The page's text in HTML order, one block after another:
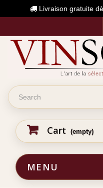
Livraison gratuite
Cart (empty)
MENU